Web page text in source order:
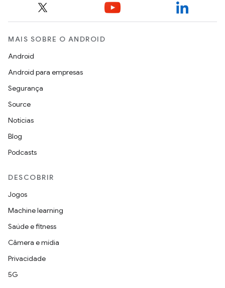
MAIS SOBRE O ANDROID
Android
Android para empresas
Segurança
Source
Notícias
Blog
Podcasts
DESCOBRIR
Jogos
Machine learning
Saúde e fitness
Câmera e mídia
Privacidade
5G